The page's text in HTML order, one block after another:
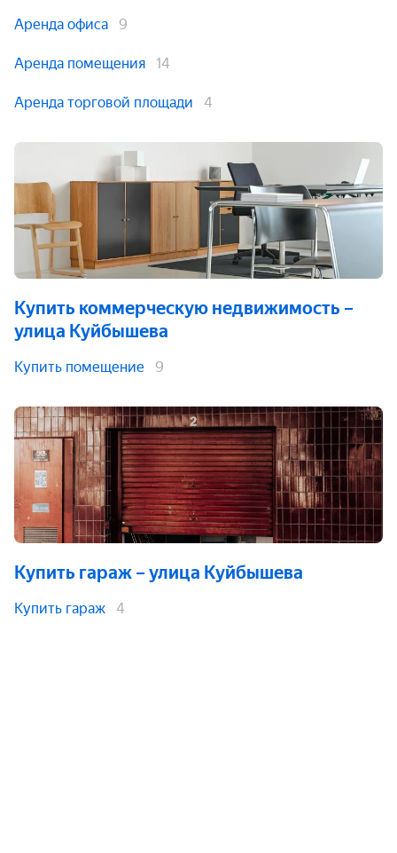
Аренда офиса 9
Аренда помещения 14
Аренда торговой площади 4
Купить коммерческую недвижимость –
улица Куйбышева
Купить помещение 9
Купить гараж – улица Куйбышева
Купить гараж 4